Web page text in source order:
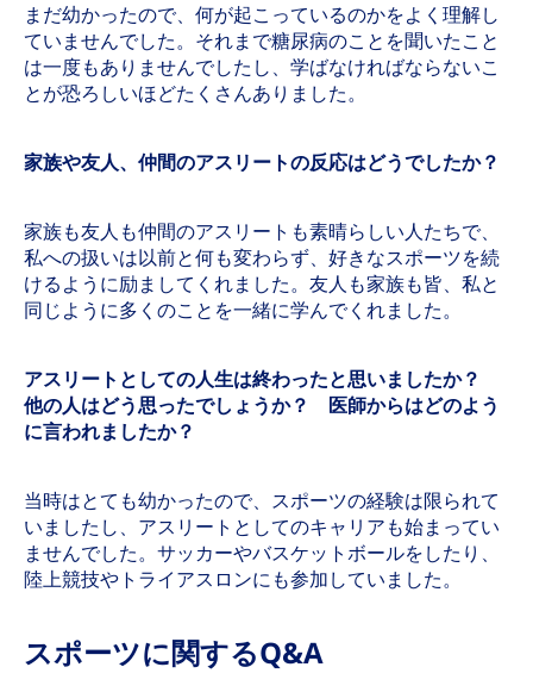
まだ幼かったので、何が起こっているのかをよく理解し
ていませんでした。それまで糖尿病のことを聞いたこと
は一度もありませんでしたし、学ばなければならないこ
とが恐ろしいほどたくさんありました。
家族や友人、仲間のアスリートの反応はどうでしたか？
家族も友人も仲間のアスリートも素晴らしい人たちで、
私への扱いは以前と何も変わらず、好きなスポーツを続
けるように励ましてくれました。友人も家族も皆、私と
同じように多くのことを一緒に学んでくれました。
アスリートとしての人生は終わったと思いましたか？
他の人はどう思ったでしょうか？ 医師からはどのよう
に言われましたか？
当時はとても幼かったので、スポーツの経験は限られて
いましたし、アスリートとしてのキャリアも始まってい
ませんでした。サッカーやバスケットボールをしたり、
陸上競技やトライアスロンにも参加していました。
スポーツに関するQ&A